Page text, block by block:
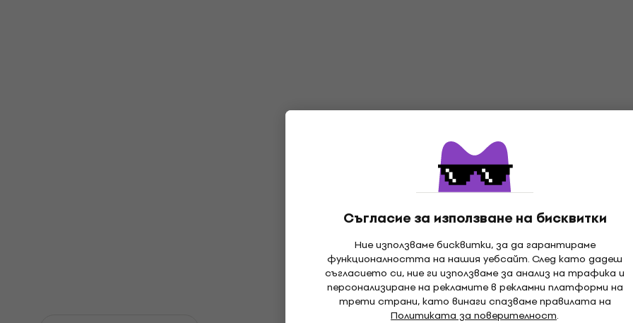
Съгласие за използване на бисквитки
Ние използваме бисквитки, за да гарантираме
функционалността на нашия уебсайт. След като дадеш
съгласието си, ние ги използваме за анализ на трафика и
персонализиране на рекламите в рекламни платформи на
трети страни, като винаги спазваме правилата на
Политиката за поверителност.